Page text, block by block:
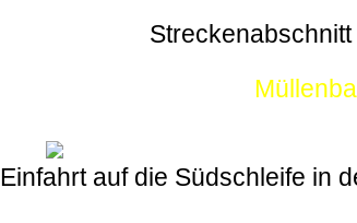
Einfahrt auf die Südschleife in